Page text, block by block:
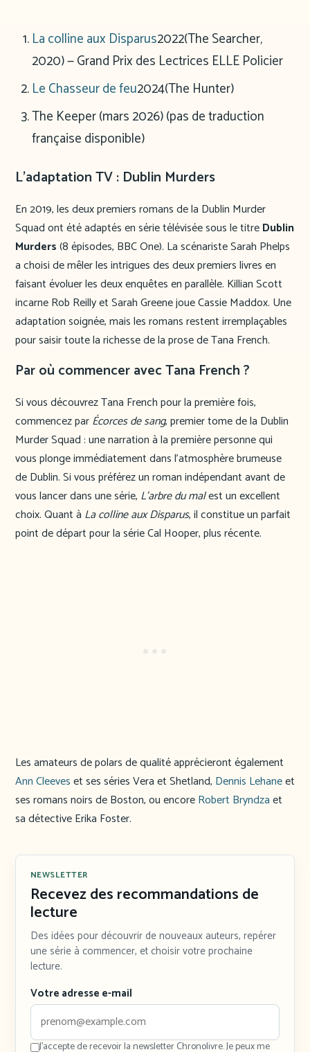
La colline aux Disparus2022(The Searcher,
2020) — Grand Prix des Lectrices ELLE Policier
Le Chasseur de feu2024(The Hunter)
The Keeper (mars 2026) (pas de traduction
française disponible)
L’adaptation TV : Dublin Murders
En 2019, les deux premiers romans de la Dublin Murder
Squad ont été adaptés en série télévisée sous le titreDublin
Murders(8 épisodes, BBC One). La scénariste Sarah Phelps
a choisi de mêler les intrigues des deux premiers livres en
faisant évoluer les deux enquêtes en parallèle. Killian Scott
incarne Rob Reilly et Sarah Greene joue Cassie Maddox. Une
adaptation soignée, mais les romans restent irremplaçables
pour saisir toute la richesse de la prose de Tana French.
Par où commencer avec Tana French ?
Si vous découvrez Tana French pour la première fois,
commencez parÉcorces de sang, premier tome de la Dublin
Murder Squad : une narration à la première personne qui
vous plonge immédiatement dans l’atmosphère brumeuse
de Dublin. Si vous préférez un roman indépendant avant de
vous lancer dans une série, L’arbre du malest un excellent
choix. Quant à La colline aux Disparus, il constitue un parfait
point de départ pour la série Cal Hooper, plus récente.
Les amateurs de polars de qualité apprécieront également
Ann Cleeveset ses séries Vera et Shetland, Dennis Lehaneet
ses romans noirs de Boston, ou encoreRobert Bryndzaet
sa détective Erika Foster.
NEWSLETTER
Recevez des recommandations de
lecture
Des idées pour découvrir de nouveaux auteurs, repérer
une série à commencer, et choisir votre prochaine
lecture.
Votre adresse e-mail
J'accepte de recevoir la newsletter Chronolivre. Je peux me